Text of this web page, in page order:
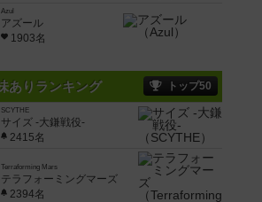
Azul
アズール
1903名
ありランキング トップ50
SCYTHE
サイズ -大鎌戦役-
2415名
Terraforming Mars
テラフォーミングマーズ
2394名